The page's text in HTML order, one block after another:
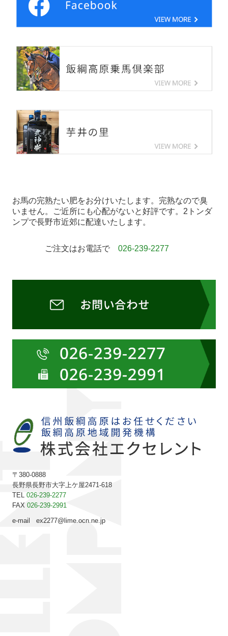
お馬の完熟たい肥をお分けいたします。完熟なので臭
いません。ご近所にも心配がないと好評です。2トンダ
ンプで長野市近郊に配達いたします。
ご注文はお電話で026-239-2277
〒380-0888
長野県長野市大字上ケ屋2471-618
TEL026-239-2277
FAX026-239-2991
e-mail ex2277@lime.ocn.ne.jp